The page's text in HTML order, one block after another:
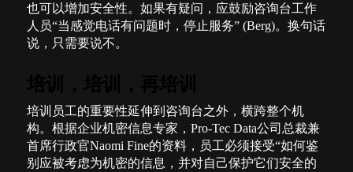
也可以增加安全性。如果有疑问，应鼓励咨询台工作
人员“当感觉电话有问题时，停止服务”(Berg)。换句话
说，只需要说不。
培训员工的重要性延伸到咨询台之外，横跨整个机
构。根据企业机密信息专家， Pro-Tec Data公司总裁兼
首席行政官Naomi Fine的资料，员工必须接受“如何鉴
别应被考虑为机密的信息，并对自己保护它们安全的